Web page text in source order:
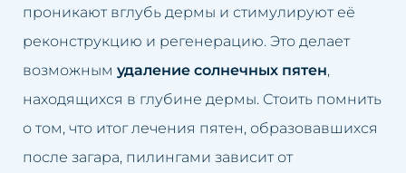
Потеря упругости кожи на
Мешки под глазами
Выпадение волос
Удаление татуировки
Удаление жировой ткани
Удаление мешков под глазами
Удаление морщин
проникают вглубь дермы и стимулируют её
реконструкцию и регенерацию. Это делает
возможным удаление солнечных пятен,
находящихся в глубине дермы. Стоить помнить
о том, что итог лечения пятен, образовавшихся
после загара, пилингами зависит от